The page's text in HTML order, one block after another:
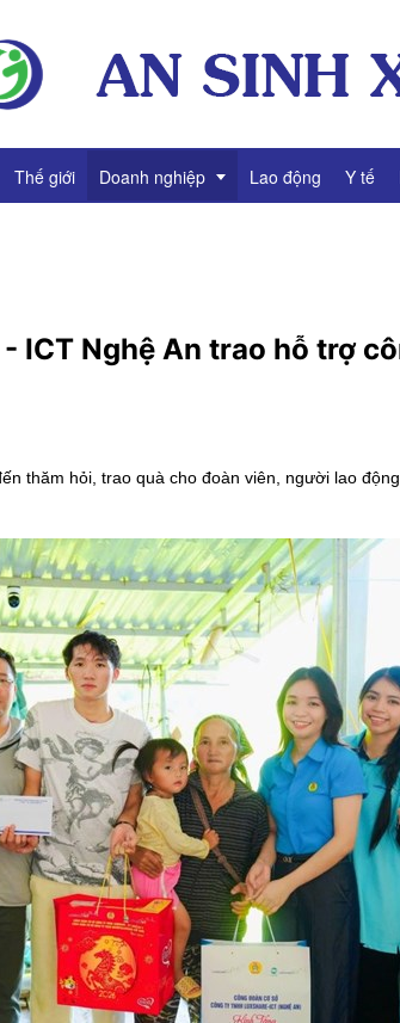
Thế giới Doanh nghiệp
Tài chính Doanh nghiệp
Lao động Y tế
ICT Nghệ An trao hỗ trợ
thăm hỏi, trao quà cho đoàn viên, người lao